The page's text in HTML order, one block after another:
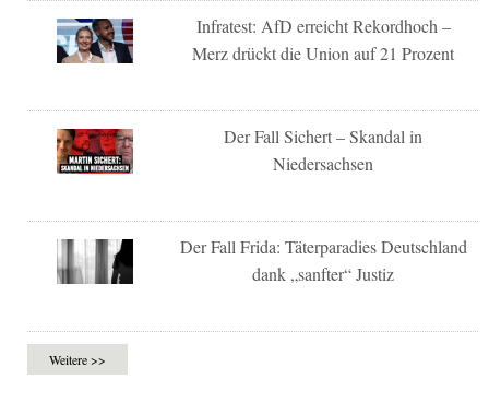
Infratest: AfD erreicht Rekordhoch –
Merz drückt die Union auf 21 Prozent
Der Fall Sichert – Skandal in
Niedersachsen
Der Fall Frida: Täterparadies Deutschland
dank „sanfter“ Justiz
Weitere >>